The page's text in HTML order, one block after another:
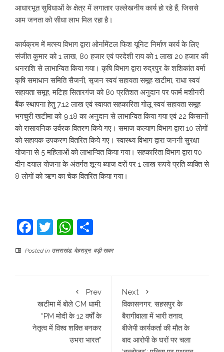
आधारभूत सुविधाओं के क्षेत्र में लगातार उल्लेखनीय कार्य हो रहे हैं, जिससे
आम जनता को सीधा लाभ मिल रहा है।
कार्यक्रम में मत्स्य विभाग द्वारा ओर्नामेंटल फिश यूनिट निर्माण कार्य के लिए
संजीत कुमार को 1 लाख, 80 हजार एवं परदेशी राय को 1 लाख 20 हजार की
धनराशि से लाभान्वित किया गया। कृषि विभाग द्वारा रुद्रपुर के शशिकांत वर्मा
कृषि समाधान समिति सैजनी, सृजन स्वयं सहायता समूह खटीमा, राधा स्वयं
सहायता समूह, मटिहा सितारगंज को 80 प्रतिशत अनुदान पर फार्म मशीनरी
बैंक स्थापना हेतु 7.12 लाख एवं स्वायत सहकारिता गोलू स्वयं सहायता समूह
भगचुरी खटीमा को 9.18 का अनुदान से लाभान्वित किया गया एवं 22 किसानों
को रासायनिक उर्वरक वितरण किये गए। समाज कल्याण विभाग द्वारा 10 लोगों
को सहायक उपकरण वितरित किये गए। स्वास्थ्य विभाग द्वारा जननी सुरक्षा
योजना से 5 महिलाओं को लाभान्वित किया गया। सहकारिता विभाग द्वारा प0
दीन दयाल योजना के अंतर्गत शून्य ब्याज दरों पर 1 लाख रूपये प्रति व्यक्ति से
8 लोगों को ऋण का चेक वितरित किया गया।
Facebook
TwitterWhatsApp
Posted in उत्तराखंड, देहरादून, बड़ी खबर
Prev
​खटीमा में बोले CM धामी:
“PM मोदी के 12 वर्षों के
नेतृत्व में विश्व शक्ति बनकर
उभरा भारत”
Next
विकासनगर: सहसपुर के
बैरागीवाला में भारी तनाव,
बीजेपी कार्यकर्ता की मौत के
बाद आरोपी के घरों पर चला